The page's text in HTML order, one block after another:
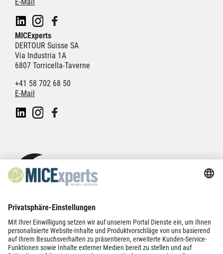
MICExperts
DERTOUR Suisse SA
Via Industria 1A
6807 Torricella-Taverne
+41 58 702 68 50
E-Mail